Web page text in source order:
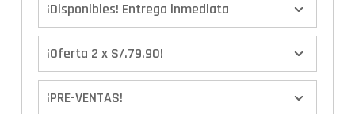
¡Disponibles! Entrega inmediata
¡Oferta 2 x S/.79.90!
¡PRE-VENTAS!